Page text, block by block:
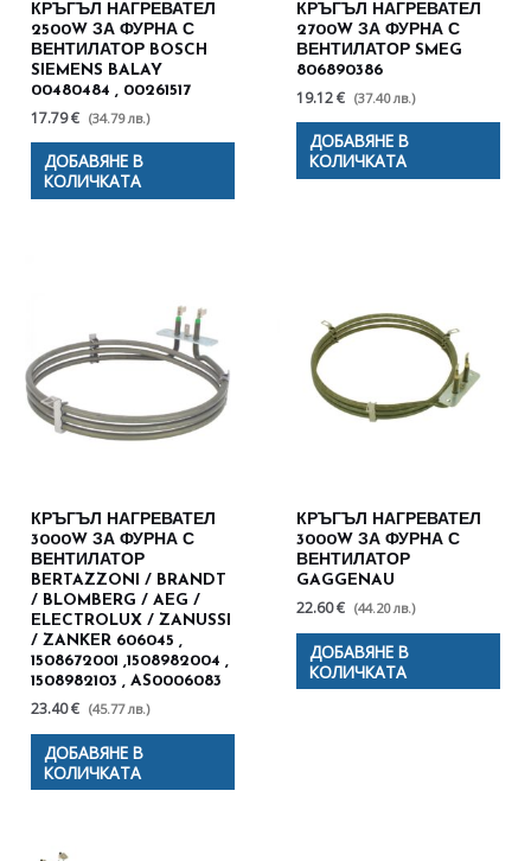
КРЪГЪЛ НАГРЕВАТЕЛ
2500W ЗА ФУРНА С
ВЕНТИЛАТОР BOSCH
SIEMENS BALAY
00480484 , 00261517
17.79 € (34.79 лв.)
ДОБАВЯНЕ В
КОЛИЧКАТА
КРЪГЪЛ НАГРЕВАТЕЛ
2700W ЗА ФУРНА С
ВЕНТИЛАТОР SMEG
806890386
19.12 € (37.40 лв.)
ДОБАВЯНЕ В
КОЛИЧКАТА
КРЪГЪЛ НАГРЕВАТЕЛ
3000W ЗА ФУРНА С
ВЕНТИЛАТОР
BERTAZZONI / BRANDT
/ BLOMBERG / AEG /
ELECTROLUX / ZANUSSI
/ ZANKER 606045 ,
1508672001 ,1508982004 ,
1508982103 , AS0006083
23.40 € (45.77 лв.)
ДОБАВЯНЕ В
КОЛИЧКАТА
КРЪГЪЛ НАГРЕВАТЕЛ
3000W ЗА ФУРНА С
ВЕНТИЛАТОР
GAGGENAU
22.60 € (44.20 лв.)
ДОБАВЯНЕ В
КОЛИЧКАТА